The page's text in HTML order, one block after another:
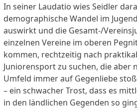
In seiner Laudatio wies Seidler
demographische Wandel im
auswirkt und die Gesamt-/
einzelnen Vereine im oberen
kommen, rechtzeitig nach
Juniorensport zu suchen, die aber
Umfeld immer auf Gegenliebe
– ein schwacher Trost, dass es
in den ländlichen Gegenden so